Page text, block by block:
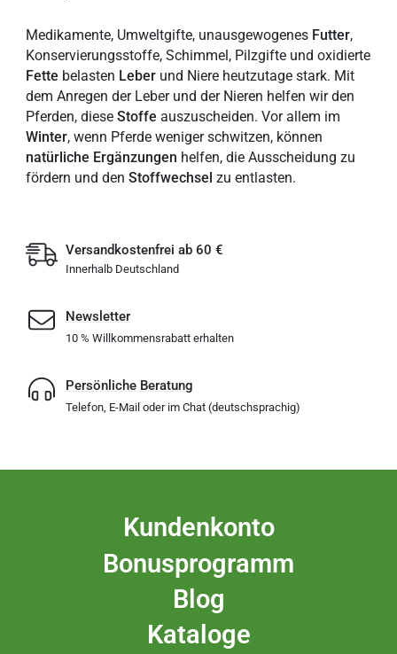
Medikamente, Umweltgifte, unausgewogenes Futter,
Konservierungsstoffe, Schimmel, Pilzgifte und oxidierte
Fette belasten Leber und Niere heutzutage stark. Mit
dem Anregen der Leber und der Nieren helfen wir den
Pferden, dieseStoffeauszuscheiden. Vor allem im
Winter, wenn Pferde weniger schwitzen, können
natürliche Ergänzungen helfen, die Ausscheidung zu
fördern und denStoffwechselzu entlasten.
Versandkostenfrei ab 60 €
Innerhalb Deutschland
Newsletter
10 % Willkommensrabatt erhalten
Persönliche Beratung
Telefon, E-Mail oder im Chat (deutschsprachig)
Kundenkonto
Bonusprogramm
Blog
Kataloge